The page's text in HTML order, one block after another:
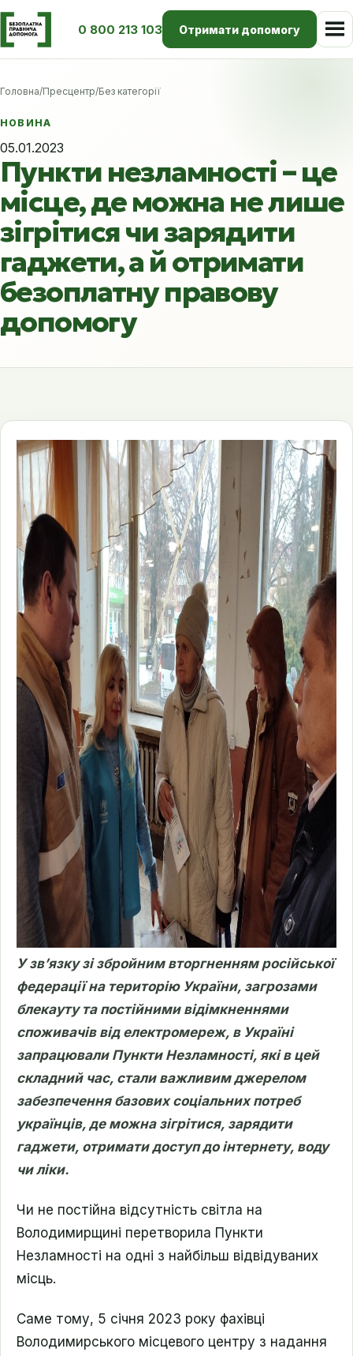
0 800 213 103 Отримати допомогу
Головна/Пресцентр/Без категорії
НОВИНА
05.01.2023
Пункти незламності – це
місце, де можна не лише
зігрітися чи зарядити
гаджети, а й отримати
безоплатну правову
допомогу
У зв’язку зі збройним вторгненням російської
федерації на територію України, загрозами
блекауту та постійними відімкненнями
споживачів від електромереж, в Україні
запрацювали Пункти Незламності, які в цей
складний час, стали важливим джерелом
забезпечення базових соціальних потреб
українців, де можна зігрітися, зарядити
гаджети, отримати доступ до інтернету, воду
чи ліки.
Чи не постійна відсутність світла на
Володимирщині перетворила Пункти
Незламності на одні з найбільш відвідуваних
місць.
Саме тому, 5 січня 2023 року фахівці
Володимирського місцевого центру з надання